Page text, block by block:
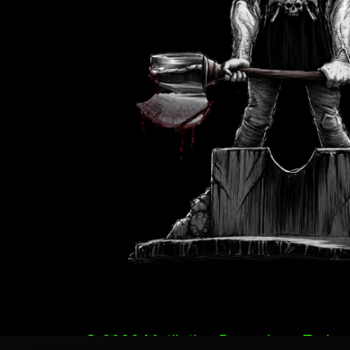
© 2026 Mutilation Records —